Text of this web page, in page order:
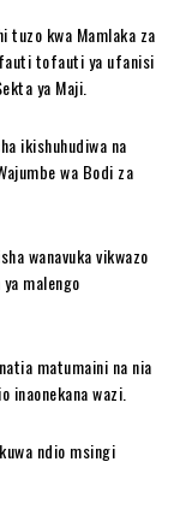
tuzo kwa Mamlaka za
tofauti ya ufanisi
ya Maji.
ikishuhudiwa na
wa Bodi za
wanavuka vikwazo
malengo
matumaini na nia
wazi.
ndio msingi